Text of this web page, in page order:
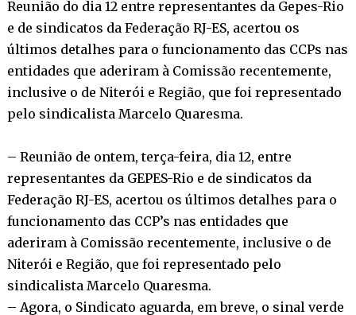
Reunião do dia 12 entre representantes da Gepes-Rio
e de sindicatos da Federação RJ-ES, acertou os
últimos detalhes para o funcionamento das CCPs nas
entidades que aderiram à Comissão recentemente,
inclusive o de Niterói e Região, que foi representado
pelo sindicalista Marcelo Quaresma.
– Reunião de ontem, terça-feira, dia 12, entre
representantes da GEPES-Rio e de sindicatos da
Federação RJ-ES, acertou os últimos detalhes para o
funcionamento das CCP’s nas entidades que
aderiram à Comissão recentemente, inclusive o de
Niterói e Região, que foi representado pelo
sindicalista Marcelo Quaresma.
– Agora, o Sindicato aguarda, em breve, o sinal verde